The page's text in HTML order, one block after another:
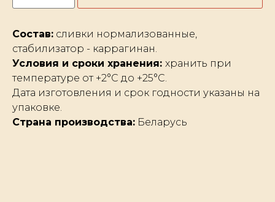
Состав: сливки нормализованные,
стабилизатор - каррагинан.
Условия и сроки хранения: хранить при
температуре от +2°C до +25°C.
Дата изготовления и срок годности указаны на
упаковке.
Страна производства: Беларусь